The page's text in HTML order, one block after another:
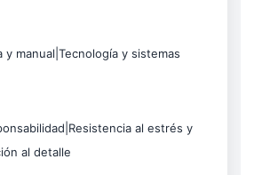
y manual|Tecnología y sistemas
al estrés y
al detalle